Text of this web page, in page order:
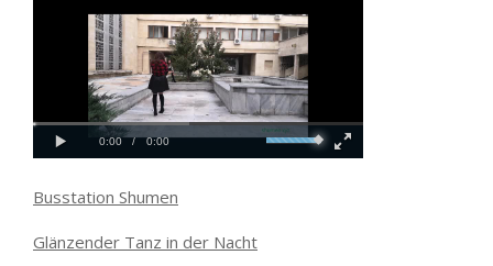
Busstation Shumen
Glänzender Tanz in der Nacht